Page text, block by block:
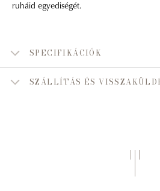
ruháid egyediségét.
SPECIFIKÁCIÓK
SZÁLLÍTÁS ÉS